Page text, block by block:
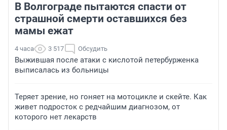
В Волгограде пытаются спасти от
страшной смерти оставшихся без
мамы ежат
4 часа 3 517 Обсудить
Выжившая после атаки с кислотой петербурженка
выписалась из больницы
Теряет зрение, но гоняет на мотоцикле и скейте. Как
живет подросток с редчайшим диагнозом, от
которого нет лекарств